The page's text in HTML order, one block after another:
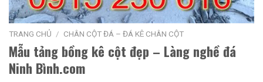
TRANG CHỦ / CHÂN CỘT ĐÁ – ĐÁ KÊ CHÂN CỘT
Mẫu tảng bồng kê cột đẹp – Làng nghề đá
Ninh Bình.com